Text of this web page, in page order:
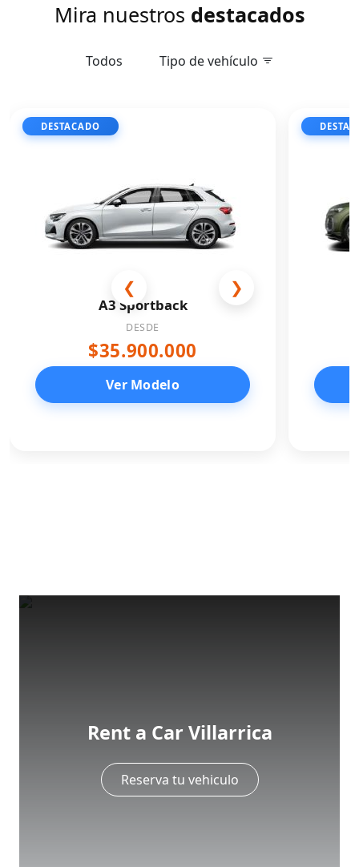
Mira nuestros destacados
Todos Tipo de vehículo
❮
DESTACADO
A3 Sportback
DESDE
$35.900.000
Ver Modelo
❯
Rent a Car Villarrica
Reserva tu vehiculo